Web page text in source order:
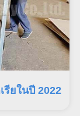
รียในปี 2022